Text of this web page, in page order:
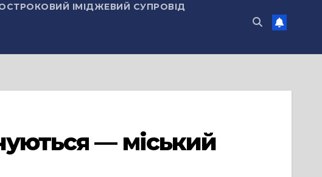
ІМІДЖЕВИЙ СУПРОВІД
— міський